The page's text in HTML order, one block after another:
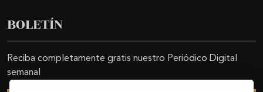
BOLETÍN
Reciba completamente gratis nuestro Periódico Digital
semanal